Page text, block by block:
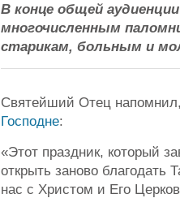
В конце общей
многочисленным
старикам, больным и
Святейший Отец напомнил,
Господне:
«Этот праздник, который
открыть заново
нас с Христом и Его